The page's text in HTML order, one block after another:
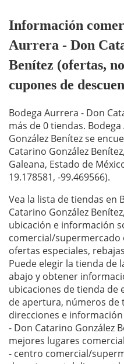
Información
Aurrera - Don
Benítez (ofertas,
cupones de
Bodega Aurrera - Don
más de 0 tiendas.
González Benítez se
Catarino González
Galeana, Estado de
19.178581, -99.469566).
Vea la lista de tiendas en
Catarino González
ubicación e información
comercial/
ofertas especiales,
Puede elegir la tienda de
abajo y obtener
ubicaciones de tienda de
de apertura, números de
direcciones e
- Don Catarino González
mejores lugares
- centro comercial/